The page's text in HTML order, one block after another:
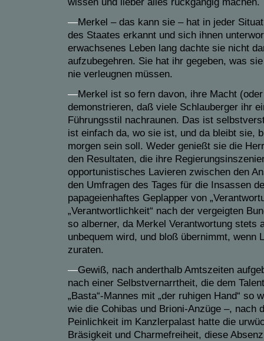
—Merkel – das kann sie – hat in jeder
des Staates erkannt und sich ihnen
erwachsenes Leben lang dachte sie nicht
aufzubegehren. Sie hat ihr gegeben, was
nie verleugnen müssen.
—Merkel ist so fern davon, ihre Macht
demonstrieren, daß viele Schlauberger ihr
Führungsstil nachraunen. Das ist
ist einfach da, wo sie ist, und da bleibt sie,
morgen sein soll. Weder genießt sie die
den Resultaten, die ihre
opportunistisches Lavieren zwischen den
den Umfragen des Tages für die Insassen
papageienhaftes Geplapper von
„Verantwortlichkeit“ nach der vergeigten
so alberner, da Merkel Verantwortung stets
unbequem wird, und bloß übernimmt, wenn
zuraten.
—Gewiß, nach anderthalb Amtszeiten
nach einer Selbstvernarrtheit, die dem
„Basta“-Mannes mit „der ruhigen Hand“ so
wie die Cohibas und Brioni-Anzüge –, nach
Peinlichkeit im Kanzlerpalast hatte die
Bräsigkeit und Charmefreiheit, diese